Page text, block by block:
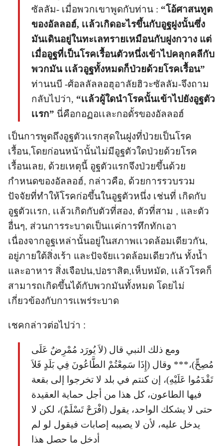
ซัลลัม- เมื่อพวกเขาพูดกับท่าน : “โอ้ศาสนทูต
ของอัลลอฮ์, เเล้วเกิดอะไรขึ้นกับอูฐฝูงนั้นซึ่ง
มันเดินอยู่ในทะเลทรายเหมือนกับฝูงกวาง แต่
เมื่ออูฐที่เป็นโรคเรื้อนตัวหนึ่งเข้าไปคลุกคลีกับ
พวกมัน เเล้วอูฐทั้งหมดก็ป่วยด้วยโรคเรื้อน”
ท่านนบี -ศ้อลลัลลอฮุอาลัยฮิวะซัลลัม-จึงถาม
กลับไปว่า, “เเล้วผู้ใดนำโรคนั้นเข้าไปยังอูฐตัว
เเรก” นี่คือกอฏอเเละกอดั้รของอัลลอฮ์
เป็นการพูดถึงอูฐตัวเเรกสุดในฝูงที่ป่วยเป็นโรค
เรื้อน,โดยก่อนหน้านั้นไม่มีอูฐตัวใดป่วยด้วยโรค
เรื้อนเลย, ด้วยเหตุนี้ อูฐตัวแรกจึงป่วยขึ้นด้วย
กำหนดของอัลลอฮ์, กล่าวคือ, ด้วยการรวบรวม
ปัจจัยที่ทำให้โรคก่อขึ้นในอูฐตัวหนึ่ง เช่นที่ เกิดกับ
อูฐตัวเเรก, เเล้วเกิดกับตัวที่สอง, ตัวที่สาม , และตัว
อื่นๆ, ส่วนการระบาดเป็นเเค่การทึกทักเอา
เนื่องจากอูฐเหล่านั้นอยู่ในสภาพเเวดล้อมเดียวกัน,
อยู่ภายใต้สิ่งเร้า และปัจจัยเเวดล้อมเดียวกัน ทั้งน้ำ
และอาหาร สิ่งเจือปน,ปอราสิต,เห็บหมัด, เเล้วโรคก็
สามารถเกิดขึ้นได้กับพวกมันทั้งหมด โดยไม่
เกี่ยวข้องกับการเเพร่ระบาด
เชคกล่าวต่อไปว่า :
ومع ذلك النبي قال (لاَ يُورَد مُمْرِضٌ عَلَى
مُصِحٍّ)،*** وقال (إِذَا سَمِعْتُمْ الطَّاعُونَ فِي بَلَدٍ فَلاَ
تَقْدَمُوا عَلَيْهِ)، إن كنتم في بلد لا تخرجوا إلى بقعة
فيها الطاعون، كل هذا من أجل حماية العقيدة
حتى لا يشكك الواحد، يقول (افْرَحْ تَسْلَمْ)، لكن لا
يدخل عليه، لأن لا يصيبه إصابات فيقول لو لم
أدخل ما حصل هذا